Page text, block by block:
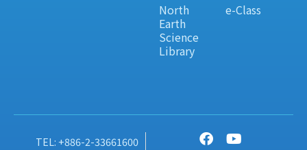
North
Earth
Science
Library
e-Class
TEL: +886-2-33661600